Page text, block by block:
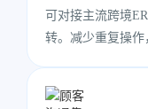
可对接主流跨境
转。减少重复操作